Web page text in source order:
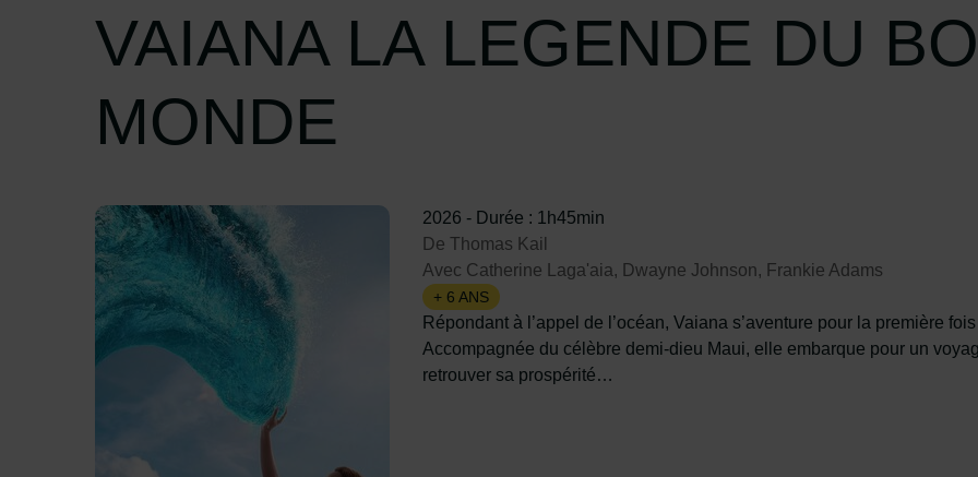
VAIANA LA LEGENDE DU
MONDE
2026 - Durée : 1h45min
De Thomas Kail
Avec Catherine Laga'aia, Dwayne Johnson, Frankie Adams
+ 6 ANS
Répondant à l’appel de l’océan, Vaiana s’aventure pour la première
Accompagnée du célèbre demi-dieu Maui, elle embarque pour un
retrouver sa prospérité…